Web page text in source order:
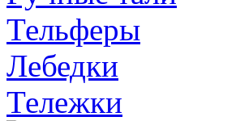
Тельферы
Лебедки
Тележки